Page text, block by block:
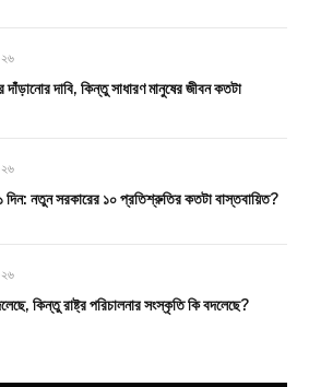
দাঁড়ানোর দাবি, কিন্তু সাধারণ মানুষের জীবন কতটা
দিন: নতুন সরকারের ১০ প্রতিশ্রুতির কতটা বাস্তবায়িত?
কিন্তু রাষ্ট্র পরিচালনার সংস্কৃতি কি বদলেছে?